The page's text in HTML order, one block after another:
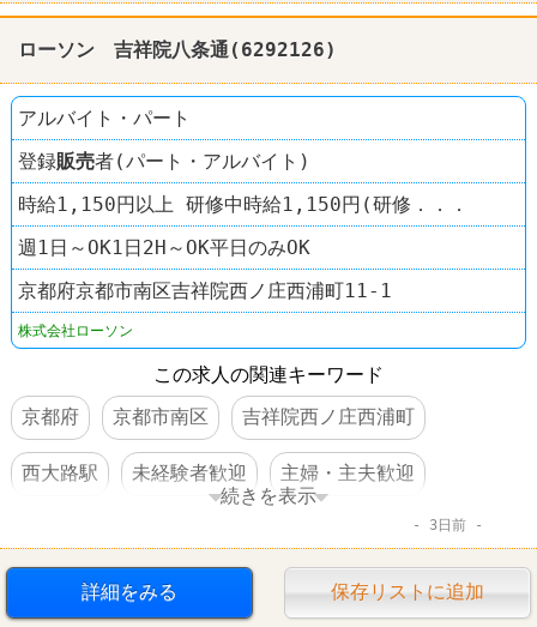
ローソン 吉祥院八条通(6292126)
アルバイト・パート
登録販売者(パート・アルバイト)
時給1,150円以上 研修中時給1,150円(研修．．．
週1日～OK1日2H～OK平日のみOK
京都府京都市南区吉祥院西ノ庄西浦町11‐1
株式会社ローソン
この求人の関連キーワード
京都府
京都市南区 吉祥院西ノ庄西浦町
西大路駅 未経験者歓迎 主婦・主夫歓迎
車・バイク通勤可
コンビニ ローソン
続きを表示
3日前
詳細をみる 保存リストに追加